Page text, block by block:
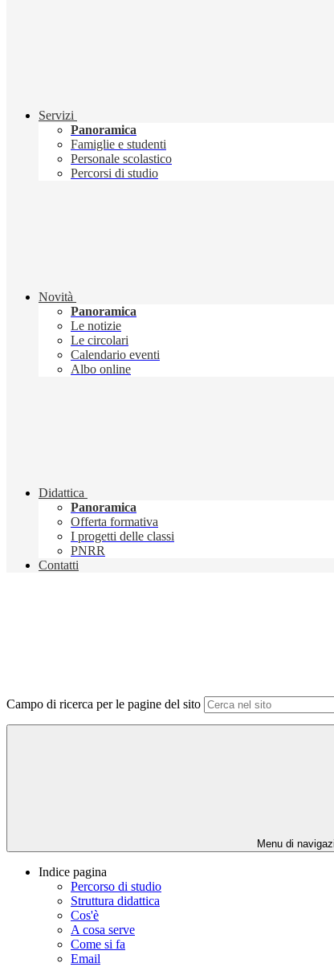
Servizi
Panoramica
Famiglie e studenti
Personale scolastico
Percorsi di studio
Novità
Panoramica
Le notizie
Le circolari
Calendario eventi
Albo online
Didattica
Panoramica
Offerta formativa
I progetti delle classi
PNRR
Contatti
Campo di ricerca per le pagine del sito
Menu di
Indice pagina
Percorso di studio
Struttura didattica
Cos'è
A cosa serve
Come si fa
Email